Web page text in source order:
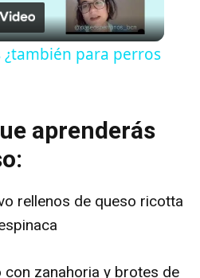
l
y
V
i
d
¿también para perros
aprenderás
rellenos de queso ricotta
con zanahoria y brotes de